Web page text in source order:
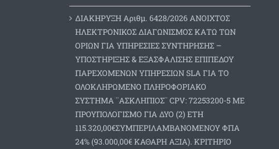
ΔΙΑΚΗΡΥΞΗ Αριθμ. 6428/2026 ΑΝΟΙΧΤΟΣ
ΗΛΕΚΤΡΟΝΙΚΟΣ ΔΙΑΓΩΝΙΣΜΟΣ ΚΑΤΩ ΤΩΝ
ΟΡΙΩΝ ΓΙΑ ΥΠΗΡΕΣΙΕΣ ΣΥΝΤΗΡΗΣΗΣ –
ΥΠΟΣΤΗΡΙΞΗΣ & ΕΞΑΣΦΑΛΙΣΗΣ ΕΠΙΠΕΔΟΥ
ΠΑΡΕΧΟΜΕΝΩΝ ΥΠΗΡΕΣΙΩΝ SLA ΓΙΑ ΤΟ
ΟΛΟΚΛΗΡΩΜΕΝΟ ΠΛΗΡΟΦΟΡΙΑΚΟ
ΣΥΣΤΗΜΑ ¨ΑΣΚΛΗΠΙΟΣ¨ CPV: 72253200-5 ΜΕ
ΠΡΟΥΠΟΛΟΓΙΣΜΟ ΓΙΑ ΔΥΟ (2) ΕΤΗ
115.320,00€ΣΥΜΠΕΡΙΛΑΜΒΑΝΟΜΕΝΟΥ ΦΠΑ
24% (93.000,00€ ΚΑΘΑΡΗ ΑΞΙΑ). ΚΡΙΤΗΡΙΟ